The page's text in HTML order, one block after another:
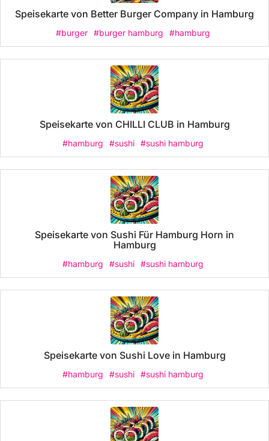
Speisekarte von Better Burger Company in Hamburg
#burger #burger hamburg #hamburg
Speisekarte von CHILLI CLUB in Hamburg
#hamburg #sushi #sushi hamburg
Speisekarte von Sushi Für Hamburg Horn in
Hamburg
#hamburg #sushi #sushi hamburg
Speisekarte von Sushi Love in Hamburg
#hamburg #sushi #sushi hamburg